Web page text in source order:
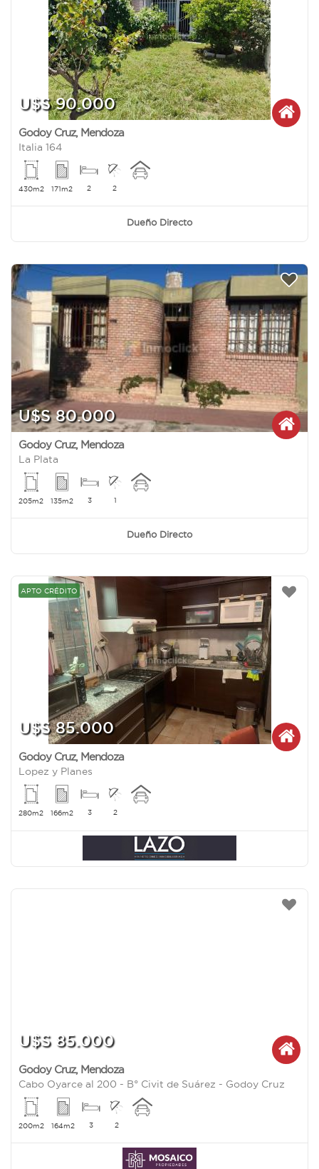
U$S 90.000
Godoy Cruz, Mendoza
Italia 164
430m2 171m2 2 2
Dueño Directo
U$S 80.000
Godoy Cruz, Mendoza
La Plata
205m2 135m2 3 1
Dueño Directo
APTO CRÉDITO
U$S 85.000
Godoy Cruz, Mendoza
Lopez y Planes
280m2 166m2 3 2
U$S 85.000
Godoy Cruz, Mendoza
Cabo Oyarce al 200 - B° Civit de Suárez - Godoy Cruz
200m2 164m2 3 2